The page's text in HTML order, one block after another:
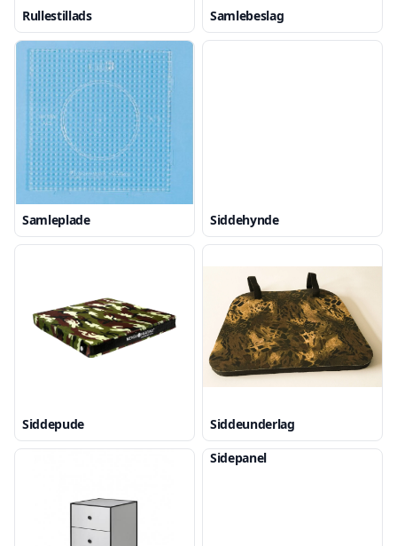
Rullestillads Samlebeslag
Samleplade Siddehynde
Siddepude
Siddeunderlag
Sidepanel